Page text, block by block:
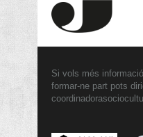
Si vols més
formar-ne part pots